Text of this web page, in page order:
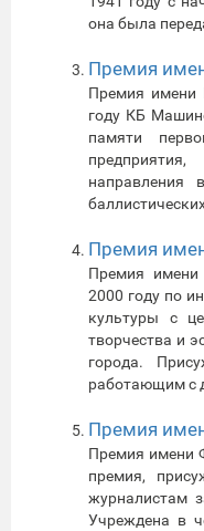
она была
Премия
Премия имени
году КБ
памяти
направления
Премия
Премия имени
2000 году по
культуры с
творчества и
города.
работающим с
Премия
Премия имени
премия,
журналистам
Учреждена в